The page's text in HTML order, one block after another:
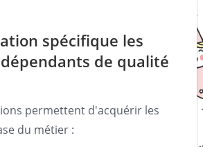
spécifique les
de qualité
permettent d'acquérir les
du métier :